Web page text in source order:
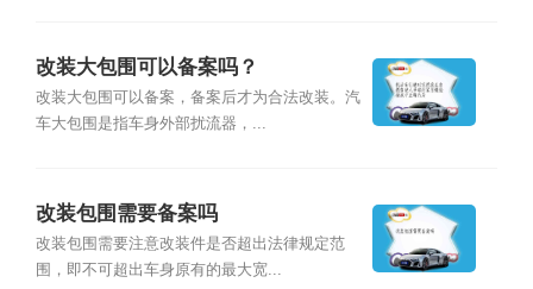
改装大包围可以备案吗？
改装大包围可以备案，备案后才为合法改装。汽
车大包围是指车身外部扰流器，...
改装包围需要备案吗
改装包围需要注意改装件是否超出法律规定范
围，即不可超出车身原有的最大宽...